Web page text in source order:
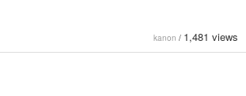
kanon / 1,481 views